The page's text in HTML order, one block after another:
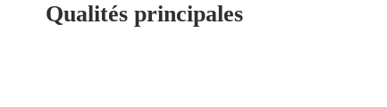
Qualités principales